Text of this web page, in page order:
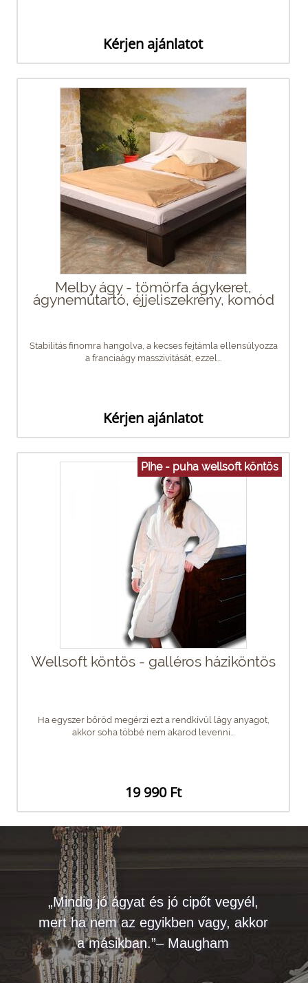
Kérjen ajánlatot
Melby ágy - tömörfa ágykeret,
ágyneműtartó, éjjeliszekrény, komód
Stabilitás finomra hangolva, a kecses fejtámla ellensúlyozza
a franciaágy masszivitását, ezzel...
Kérjen ajánlatot
Pihe - puha wellsoft köntös
Wellsoft köntös - galléros háziköntös
Ha egyszer bőröd megérzi ezt a rendkívül lágy anyagot,
akkor soha többé nem akarod levenni...
19 990 Ft
„Mindig jó ágyat és jó cipőt vegyél,
mert ha nem az egyikben vagy, akkor
a másikban.”– Maugham